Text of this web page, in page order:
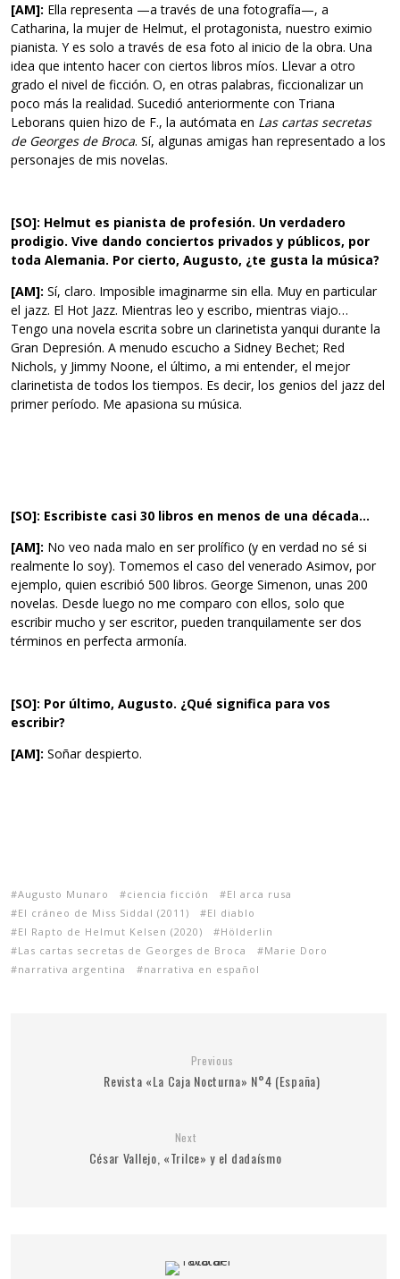
[AM]: Ella representa —a través de una fotografía—, a
Catharina, la mujer de Helmut, el protagonista, nuestro eximio
pianista. Y es solo a través de esa foto al inicio de la obra. Una
idea que intento hacer con ciertos libros míos. Llevar a otro
grado el nivel de ficción. O, en otras palabras, ficcionalizar un
poco más la realidad. Sucedió anteriormente con Triana
Leborans quien hizo de F., la autómata en Las cartas secretas
de Georges de Broca. Sí, algunas amigas han representado a los
personajes de mis novelas.
[SO]: Helmut es pianista de profesión. Un verdadero
prodigio. Vive dando conciertos privados y públicos, por
toda Alemania. Por cierto, Augusto, ¿te gusta la música?
[AM]: Sí, claro. Imposible imaginarme sin ella. Muy en particular
el jazz. El Hot Jazz. Mientras leo y escribo, mientras viajo…
Tengo una novela escrita sobre un clarinetista yanqui durante la
Gran Depresión. A menudo escucho a Sidney Bechet; Red
Nichols, y Jimmy Noone, el último, a mi entender, el mejor
clarinetista de todos los tiempos. Es decir, los genios del jazz del
primer período. Me apasiona su música.
[SO]: Escribiste casi 30 libros en menos de una década…
[AM]: No veo nada malo en ser prolífico (y en verdad no sé si
realmente lo soy). Tomemos el caso del venerado Asimov, por
ejemplo, quien escribió 500 libros. George Simenon, unas 200
novelas. Desde luego no me comparo con ellos, solo que
escribir mucho y ser escritor, pueden tranquilamente ser dos
términos en perfecta armonía.
[SO]: Por último, Augusto. ¿Qué significa para vos
escribir?
[AM]: Soñar despierto.
Augusto Munaro ciencia ficción
El arca rusa
El cráneo de Miss Siddal (2011)
El diablo
El Rapto de Helmut Kelsen (2020)
Hölderlin
Las cartas secretas de Georges de Broca
Marie Doro
narrativa argentina
narrativa en español
Previous
Revista «La Caja Nocturna» N°4 (España)
Next
César Vallejo, «Trilce» y el dadaísmo